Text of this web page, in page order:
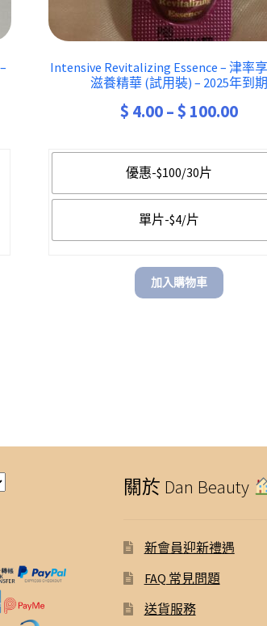
Intensive Revitalizing Essence – 津率
滋養精華 (試用裝) – 2025年到期
$ 4.00–$ 100.00Price
優惠-$100/30片
單片-$4/片
加入購物車
關於 Dan Beauty
新會員迎新禮遇
FAQ 常見問題
送貨服務